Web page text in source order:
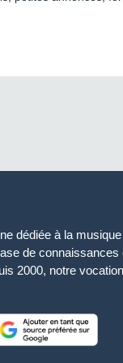
dédiée à la
de
2000, notre